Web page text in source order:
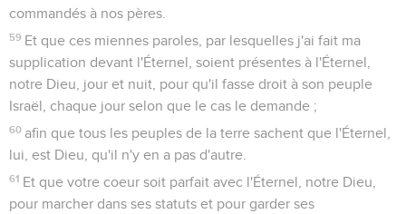
commandés à nos pères.
59 Et que ces miennes paroles, par lesquelles j'ai fait ma
supplication devant l'Éternel, soient présentes à l'Éternel,
notre Dieu, jour et nuit, pour qu'il fasse droit à son peuple
Israël, chaque jour selon que le cas le demande ;
60 afin que tous les peuples de la terre sachent que l'Éternel,
lui, est Dieu, qu'il n'y en a pas d'autre.
61 Et que votre coeur soit parfait avec l'Éternel, notre Dieu,
pour marcher dans ses statuts et pour garder ses